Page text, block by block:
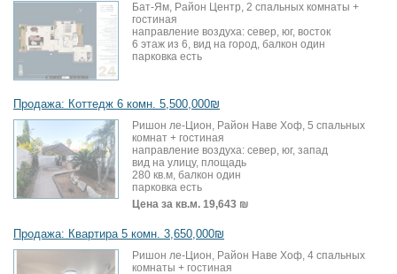
Бат-Ям, Район Центр, 2 спальных комнаты +
гостиная
направление воздуха: север, юг, восток
6 этаж из 6, вид на город, балкон один
парковка есть
Продажа: Коттедж 6 комн. 5,500,000₪
Ришон ле-Цион, Район Наве Хоф, 5 спальных
комнат + гостиная
направление воздуха: север, юг, запад
вид на улицу, площадь
280 кв.м, балкон один
парковка есть
Цена за кв.м. 19,643 ₪
Продажа: Квартира 5 комн. 3,650,000₪
Ришон ле-Цион, Район Наве Хоф, 4 спальных
комнаты + гостиная